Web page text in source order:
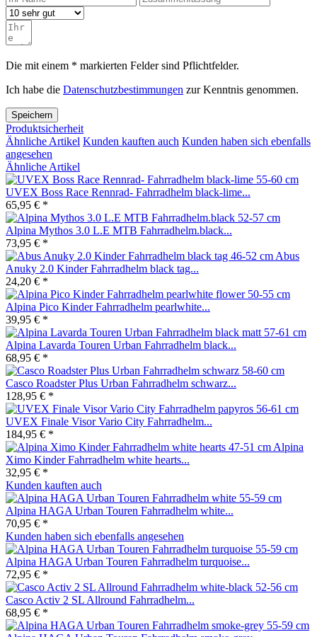
Die mit einem * markierten Felder sind Pflichtfelder.
Ich habe die Datenschutzbestimmungen zur Kenntnis genommen.
Speichern
Produktsicherheit
Ähnliche Artikel Kunden kauften auch Kunden haben sich ebenfalls
angesehen
Ähnliche Artikel
UVEX Boss Race Rennrad- Fahrradhelm black-lime...
65,95 € *
Alpina Mythos 3.0 L.E MTB Fahrradhelm.black...
73,95 € *
Abus
Anuky 2.0 Kinder Fahrradhelm black tag...
24,20 € *
Alpina Pico Kinder Fahrradhelm pearlwhite...
39,95 € *
Alpina Lavarda Touren Urban Fahrradhelm black...
68,95 € *
Casco Roadster Plus Urban Fahrradhelm schwarz...
128,95 € *
UVEX Finale Visor Vario City Fahrradhelm...
184,95 € *
Alpina
Ximo Kinder Fahrradhelm white hearts...
32,95 € *
Kunden kauften auch
Alpina HAGA Urban Touren Fahrradhelm white...
70,95 € *
Kunden haben sich ebenfalls angesehen
Alpina HAGA Urban Touren Fahrradhelm turquoise...
72,95 € *
Casco Activ 2 SL Allround Fahrradhelm...
68,95 € *